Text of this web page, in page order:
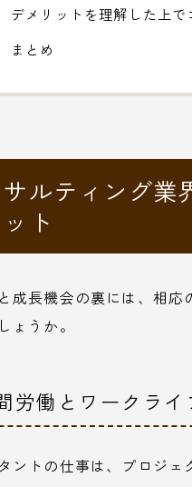
デメリットを理解した上
まとめ
サルティング
ト
成長機会の裏には、相
ょうか。
労働とワークラ
ントの仕事は、プロジ